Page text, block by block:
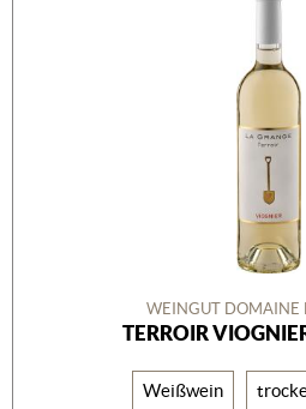
WEINGUT DOMAINE
TERROIR
Weißwein